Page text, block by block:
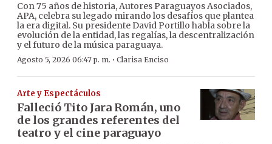
Con 75 años de historia, Autores Paraguayos Asociados,
APA, celebra su legado mirando los desafíos que plantea
la era digital. Su presidente David Portillo habla sobre la
evolución de la entidad, las regalías, la descentralización
y el futuro de la música paraguaya.
Agosto 5, 2026 06:47 p. m. · Clarisa Enciso
Arte y Espectáculos
Falleció Tito Jara Román, uno
de los grandes referentes del
teatro y el cine paraguayo